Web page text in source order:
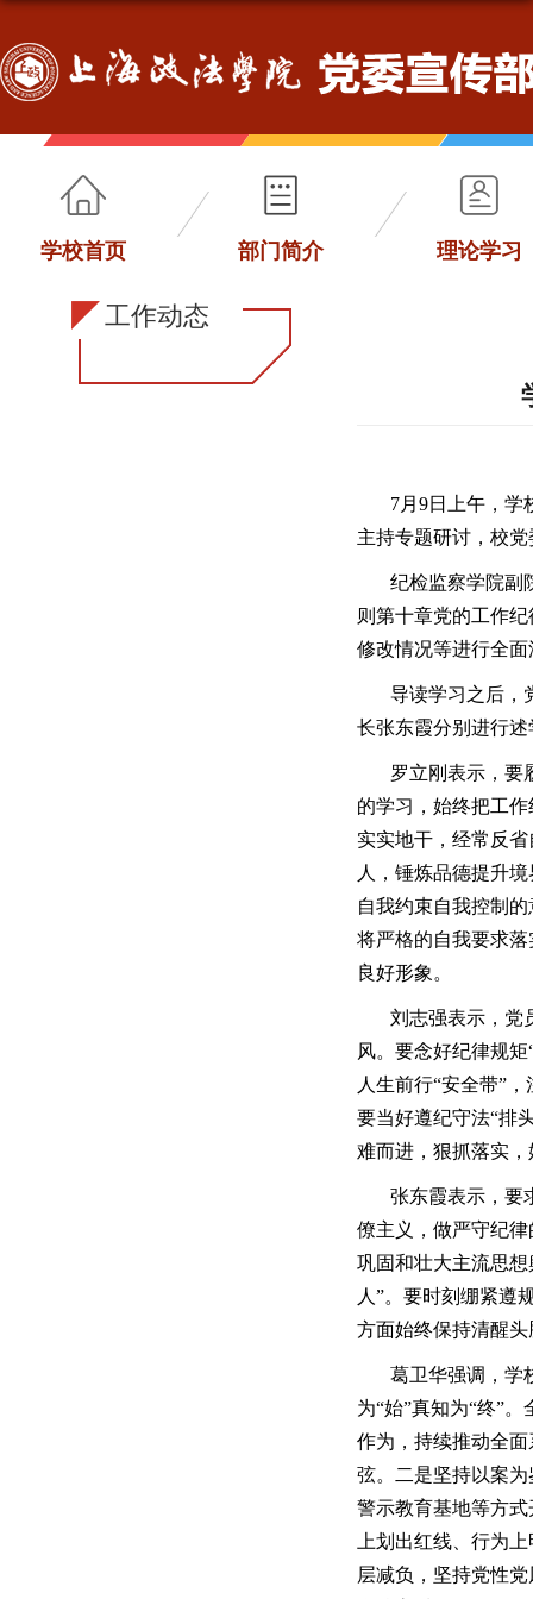
学校首页 部门简介 理论学习
工作动态
7月9日上午，学
主持专题研讨，校
纪检监察学院副
则第十章党的工作
修改情况等进行全
导读学习之后，
长张东霞分别进行
罗立刚表示，要
的学习，始终把工
实实地干，经常反
人，锤炼品德提升
自我约束自我控制
将严格的自我要求
良好形象。
刘志强表示，党
风。要念好纪律规
人生前行“安全带”
要当好遵纪守法“排
难而进，狠抓落实
张东霞表示，要
僚主义，做严守纪
巩固和壮大主流思
人”。要时刻绷紧遵
方面始终保持清醒
葛卫华强调，学
为“始”真知为“终”
作为，持续推动全
弦。二是坚持以案
警示教育基地等方
上划出红线、行为
层减负，坚持党性